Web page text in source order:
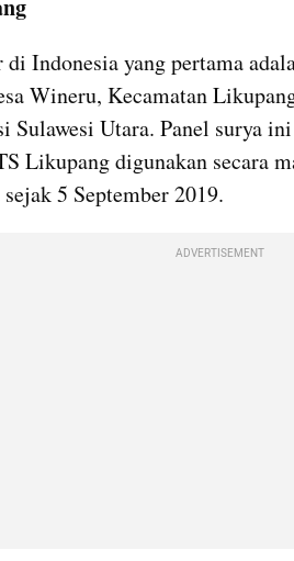
di Indonesia yang pertama
Wineru, Kecamatan
Sulawesi Utara. Panel surya
Likupang digunakan secara
5 September 2019.
ADVERTISEMENT